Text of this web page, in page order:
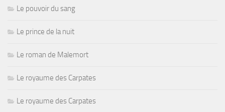
Le pouvoir du sang
Le prince de la nuit
Le roman de Malemort
Le royaume des Carpates
Le royaume des Carpates